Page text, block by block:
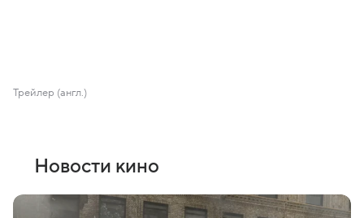
Трейлер (англ.)
Новости кино